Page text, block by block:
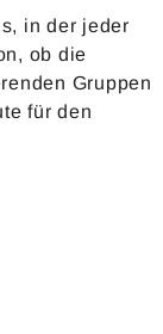
in der jeder
ob die
Gruppen
für den